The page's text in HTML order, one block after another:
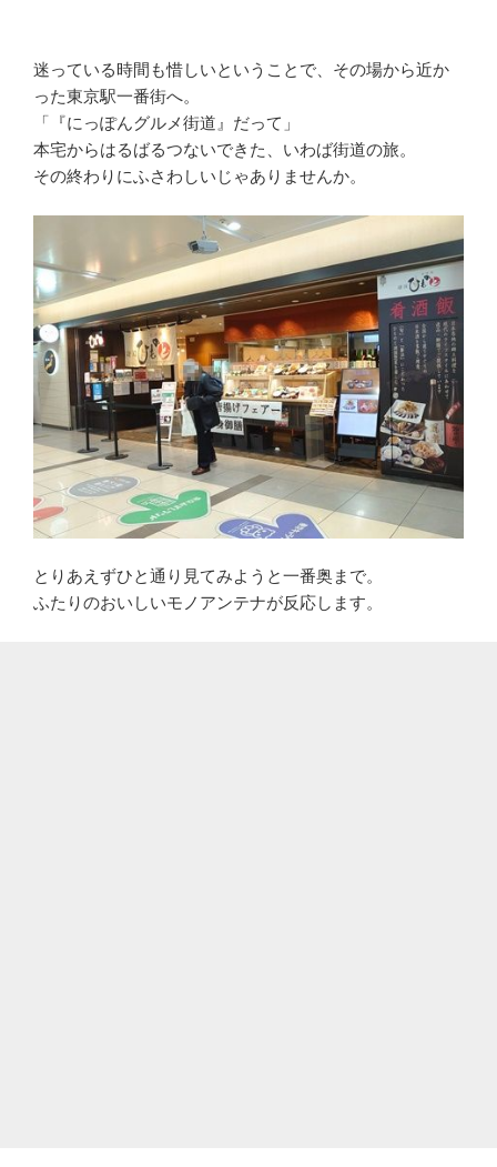
迷っている時間も惜しいということで、その場から近か
った東京駅一番街へ。
「『にっぽんグルメ街道』だって」
本宅からはるばるつないできた、いわば街道の旅。
その終わりにふさわしいじゃありませんか。
とりあえずひと通り見てみようと一番奥まで。
ふたりのおいしいモノアンテナが反応します。